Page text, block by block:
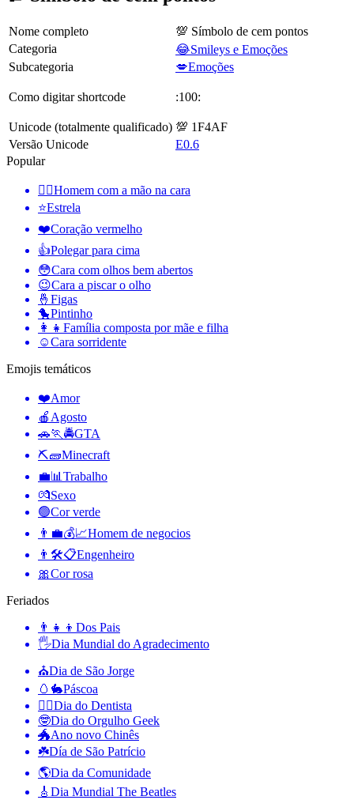
Nome completo
💯 Símbolo de cem pontos
Categoria
😂Smileys e Emoções
Subcategoria
💋Emoções
Como digitar shortcode :100:
Unicode (totalmente qualificado) 💯 1F4AF
Versão Unicode
E0.6
Popular
🤦‍♂️Homem com a mão na cara
⭐Estrela
❤️Coração vermelho
👍Polegar para cima
😳Cara com olhos bem abertos
😉Cara a piscar o olho
🤞 Figas
🐤Pintinho
👩‍👧 Família composta por mãe e filha
☺️Cara sorridente
Emojis temáticos
❤️Amor
🍎 Agosto
🚗🏃🚔GTA
⛏🧱Minecraft
💼📊 Trabalho
💏Sexo
🟢Cor verde
👨‍💼💰📈Homem de negocios
👨🛠📋Engenheiro
🎀Cor rosa
Feriados
👨‍👧‍👦 Dos Pais
🖐Dia Mundial do Agradecimento
⛪️Dia de São Jorge
🥚🐇Páscoa
👨‍⚕️Dia do Dentista
🤓Dia do Orgulho Geek
🐲Ano novo Chinês
☘️Día de São Patrício
🌎Dia da Comunidade
🎸 Dia Mundial The Beatles